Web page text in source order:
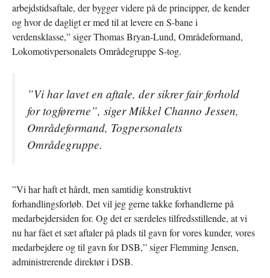
arbejdstidsaftale, der bygger videre på de principper, de kender
og hvor de dagligt er med til at levere en S-bane i
verdensklasse,” siger Thomas Bryan-Lund, Områdeformand,
Lokomotivpersonalets Områdegruppe S-tog.
”Vi har lavet en aftale, der sikrer fair forhold
for togførerne”, siger Mikkel Channo Jessen,
Områdeformand, Togpersonalets
Områdegruppe.
”Vi har haft et hårdt, men samtidig konstruktivt
forhandlingsforløb. Det vil jeg gerne takke forhandlerne på
medarbejdersiden for. Og det er særdeles tilfredsstillende, at vi
nu har fået et sæt aftaler på plads til gavn for vores kunder, vores
medarbejdere og til gavn for DSB,” siger Flemming Jensen,
administrerende direktør i DSB.